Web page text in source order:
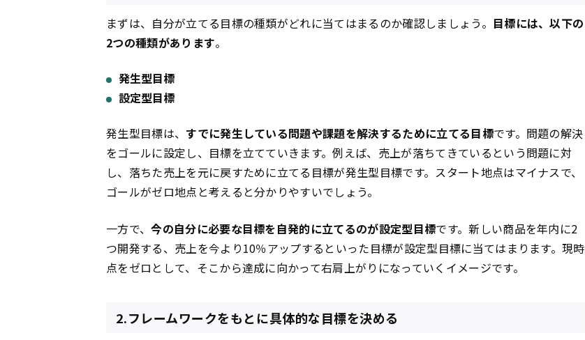
まずは、自分が立てる目標の種類がどれに当てはまるのか確認しましょう。 目標には、以下の
2つの種類があります。
発生型目標
設定型目標
発生型目標は、 すでに発生している問題や課題を解決するために立てる目標です。問題の解決
をゴールに設定し、目標を立てていきます。例えば、売上が落ちてきているという問題に対
し、落ちた売上を元に戻すために立てる目標が発生型目標です。スタート地点はマイナスで、
ゴールがゼロ地点と考えると分かりやすいでしょう。
一方で、今の自分に必要な目標を自発的に立てるのが設定型目標です。新しい商品を年内に2
つ開発する、売上を今より10％アップするといった目標が設定型目標に当てはまります。現時
点をゼロとして、そこから達成に向かって右肩上がりになっていくイメージです。
2.フレームワークをもとに具体的な目標を決める